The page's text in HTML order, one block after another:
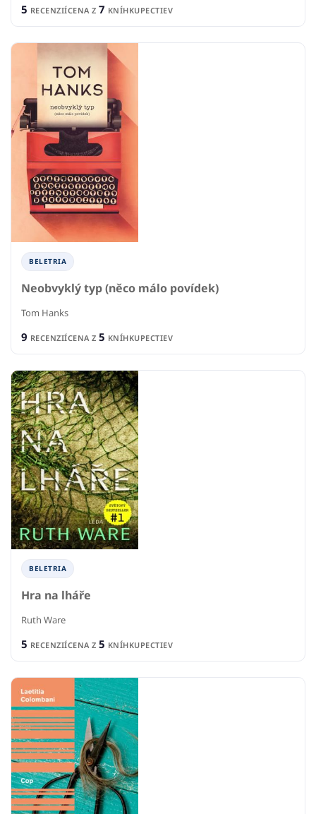
5 RECENZIÍCENA Z 7 KNÍHKUPECTIEV
BELETRIA
Neobvyklý typ (něco málo povídek)
Tom Hanks
9 RECENZIÍCENA Z 5 KNÍHKUPECTIEV
BELETRIA
Hra na lháře
Ruth Ware
5 RECENZIÍCENA Z 5 KNÍHKUPECTIEV